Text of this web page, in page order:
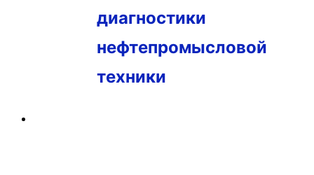
диагностики
нефтепромысловой
техники